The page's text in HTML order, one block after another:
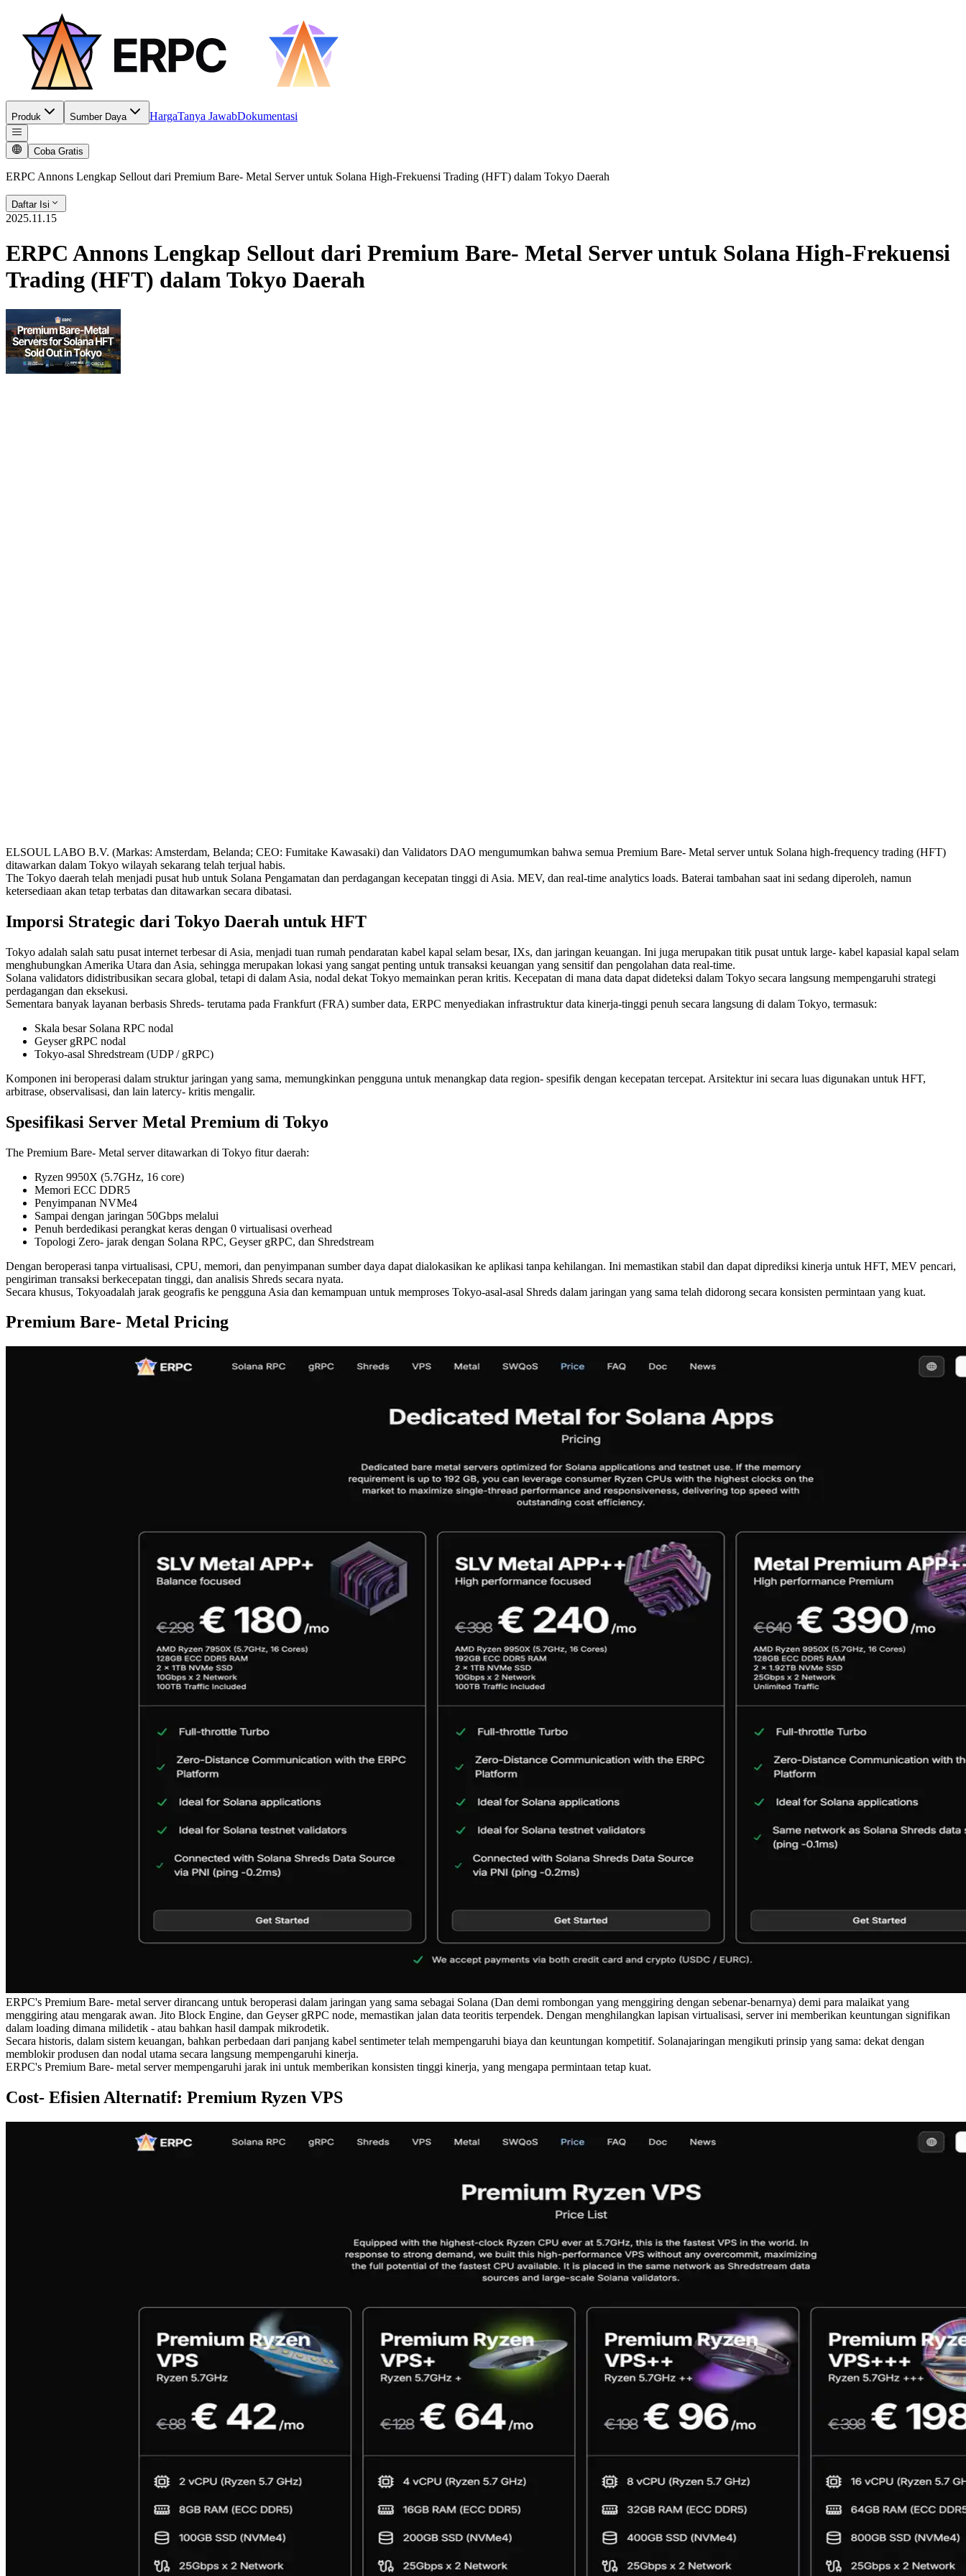
Produk Sumber Daya HargaTanya JawabDokumentasi
Coba Gratis
ERPC Annons Lengkap Sellout dari Premium Bare- Metal Server untuk Solana High-Frekuensi Trading (HFT) dalam Tokyo Daerah
Daftar Isi
2025.11.15
ERPC Annons Lengkap Sellout dari Premium Bare- Metal Server untuk Solana High-Frekuensi
Trading (HFT) dalam Tokyo Daerah
ELSOUL LABO B.V. (Markas: Amsterdam, Belanda; CEO: Fumitake Kawasaki) dan Validators DAO mengumumkan bahwa semua Premium Bare- Metal server untuk Solana high-frequency trading (HFT)
ditawarkan dalam Tokyo wilayah sekarang telah terjual habis.
The Tokyo daerah telah menjadi pusat hub untuk Solana Pengamatan dan perdagangan kecepatan tinggi di Asia. MEV, dan real-time analytics loads. Baterai tambahan saat ini sedang diperoleh, namun
ketersediaan akan tetap terbatas dan ditawarkan secara dibatasi.
Imporsi Strategic dari Tokyo Daerah untuk HFT
Tokyo adalah salah satu pusat internet terbesar di Asia, menjadi tuan rumah pendaratan kabel kapal selam besar, IXs, dan jaringan keuangan. Ini juga merupakan titik pusat untuk large- kabel kapasial kapal selam
menghubungkan Amerika Utara dan Asia, sehingga merupakan lokasi yang sangat penting untuk transaksi keuangan yang sensitif dan pengolahan data real-time.
Solana validators didistribusikan secara global, tetapi di dalam Asia, nodal dekat Tokyo memainkan peran kritis. Kecepatan di mana data dapat dideteksi dalam Tokyo secara langsung mempengaruhi strategi
perdagangan dan eksekusi.
Sementara banyak layanan berbasis Shreds- terutama pada Frankfurt (FRA) sumber data, ERPC menyediakan infrastruktur data kinerja-tinggi penuh secara langsung di dalam Tokyo, termasuk:
Skala besar Solana RPC nodal
Geyser gRPC nodal
Tokyo-asal Shredstream (UDP / gRPC)
Komponen ini beroperasi dalam struktur jaringan yang sama, memungkinkan pengguna untuk menangkap data region- spesifik dengan kecepatan tercepat. Arsitektur ini secara luas digunakan untuk HFT,
arbitrase, observalisasi, dan lain latercy- kritis mengalir.
Spesifikasi Server Metal Premium di Tokyo
The Premium Bare- Metal server ditawarkan di Tokyo fitur daerah:
Ryzen 9950X (5.7GHz, 16 core)
Memori ECC DDR5
Penyimpanan NVMe4
Sampai dengan jaringan 50Gbps melalui
Penuh berdedikasi perangkat keras dengan 0 virtualisasi overhead
Topologi Zero- jarak dengan Solana RPC, Geyser gRPC, dan Shredstream
Dengan beroperasi tanpa virtualisasi, CPU, memori, dan penyimpanan sumber daya dapat dialokasikan ke aplikasi tanpa kehilangan. Ini memastikan stabil dan dapat diprediksi kinerja untuk HFT, MEV pencari,
pengiriman transaksi berkecepatan tinggi, dan analisis Shreds secara nyata.
Secara khusus, Tokyoadalah jarak geografis ke pengguna Asia dan kemampuan untuk memproses Tokyo-asal-asal Shreds dalam jaringan yang sama telah didorong secara konsisten permintaan yang kuat.
Premium Bare- Metal Pricing
ERPC's Premium Bare- metal server dirancang untuk beroperasi dalam jaringan yang sama sebagai Solana (Dan demi rombongan yang menggiring dengan sebenar-benarnya) demi para malaikat yang
menggiring atau mengarak awan. Jito Block Engine, dan Geyser gRPC node, memastikan jalan data teoritis terpendek. Dengan menghilangkan lapisan virtualisasi, server ini memberikan keuntungan signifikan
dalam loading dimana milidetik - atau bahkan hasil dampak mikrodetik.
Secara historis, dalam sistem keuangan, bahkan perbedaan dari panjang kabel sentimeter telah mempengaruhi biaya dan keuntungan kompetitif. Solanajaringan mengikuti prinsip yang sama: dekat dengan
memblokir produsen dan nodal utama secara langsung mempengaruhi kinerja.
ERPC's Premium Bare- metal server mempengaruhi jarak ini untuk memberikan konsisten tinggi kinerja, yang mengapa permintaan tetap kuat.
Cost- Efisien Alternatif: Premium Ryzen VPS